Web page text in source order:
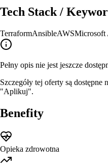
Tech Stack /
TerraformAnsibleAWSMicrosoft
Pełny opis nie jest jeszcze
Szczegóły tej oferty są
"Aplikuj".
Benefity
Opieka zdrowotna